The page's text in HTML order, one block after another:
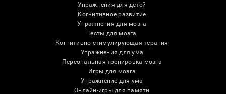
Упражнения для детей
Когнитивное развитие
Упражнения для мозга
Тесты для мозга
Когнитивно-стимулирующая терапия
Упражнения для ума
Персональная тренировка мозга
Игры для мозга
Упражнение для ума
Онлайн-игры для памяти